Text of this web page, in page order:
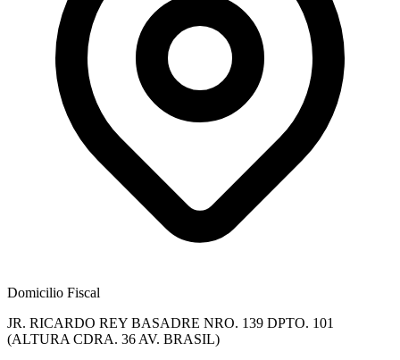
Domicilio Fiscal
JR. RICARDO REY BASADRE NRO. 139 DPTO. 101
(ALTURA CDRA. 36 AV. BRASIL)